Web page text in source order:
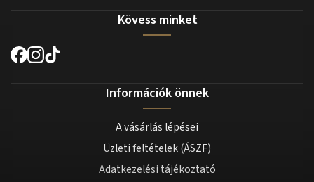
Kövess minket
Információk önnek
A vásárlás lépései
Üzleti feltételek (ÁSZF)
Adatkezelési tájékoztató